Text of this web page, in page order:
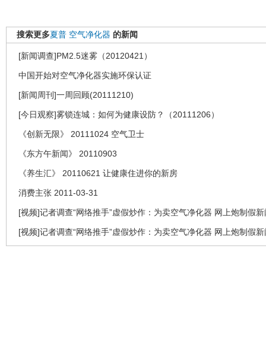
搜索更多夏普 空气净化器 的新闻
[新闻调查]PM2.5迷雾（20120421）
中国开始对空气净化器实施环保认证
[新闻周刊]一周回顾(20111210)
[今日观察]雾锁连城：如何为健康设防？（20111206）
《创新无限》 20111024 空气卫士
《东方午新闻》 20110903
《养生汇》 20110621 让健康住进你的新房
消费主张 2011-03-31
[视频]记者调查“网络推手”虚假炒作：为卖空气净化器 网上炮制假新
[视频]记者调查“网络推手”虚假炒作：为卖空气净化器 网上炮制假新